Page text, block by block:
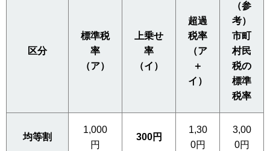
区分
標準税
率
（ア）
上乗せ
率
（イ）
超過
税率
（ア
＋
イ）
（参
考）
市町
村民
税の
標準
税率
均等割
1,000
円
300円
1,30
0円
3,00
0円